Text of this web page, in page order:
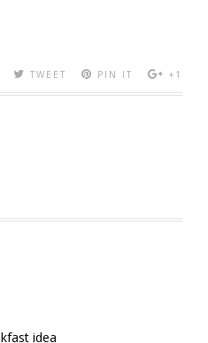
TWEET PIN IT +1
idea